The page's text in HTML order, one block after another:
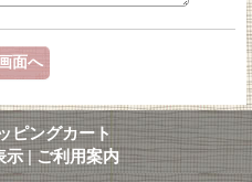
ピングカート
示 | ご利用案内